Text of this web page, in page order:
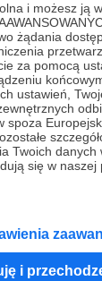
i możesz ją
żądania
za pomocą
ustawień,
spoza
Twoich danych
się w naszej
i
prywatności
Unia